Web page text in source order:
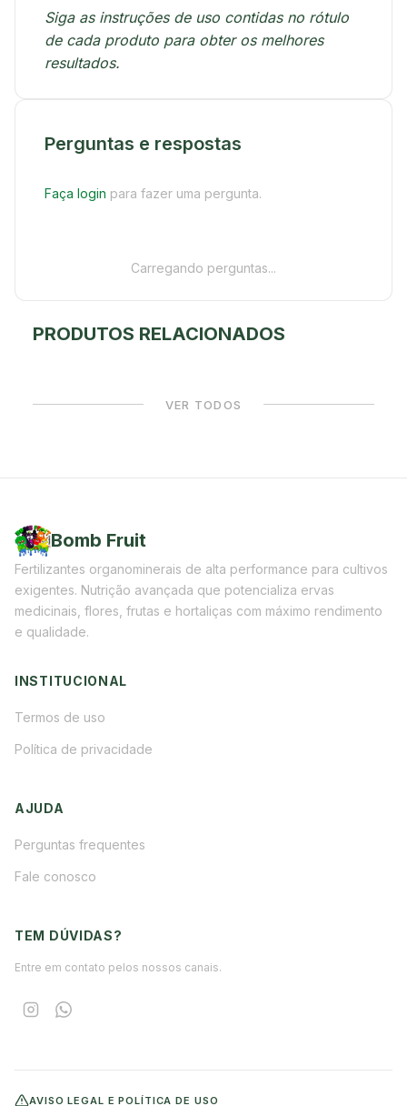
Siga as instruções de uso contidas no rótulo
de cada produto para obter os melhores
resultados.
Perguntas e respostas
Faça login para fazer uma pergunta.
Carregando perguntas...
PRODUTOS RELACIONADOS
VER TODOS
Bomb Fruit
Fertilizantes organominerais de alta performance para cultivos
exigentes. Nutrição avançada que potencializa ervas
medicinais, flores, frutas e hortaliças com máximo rendimento
e qualidade.
INSTITUCIONAL
Termos de uso
Política de privacidade
AJUDA
Perguntas frequentes
Fale conosco
TEM DÚVIDAS?
Entre em contato pelos nossos canais.
AVISO LEGAL E POLÍTICA DE USO